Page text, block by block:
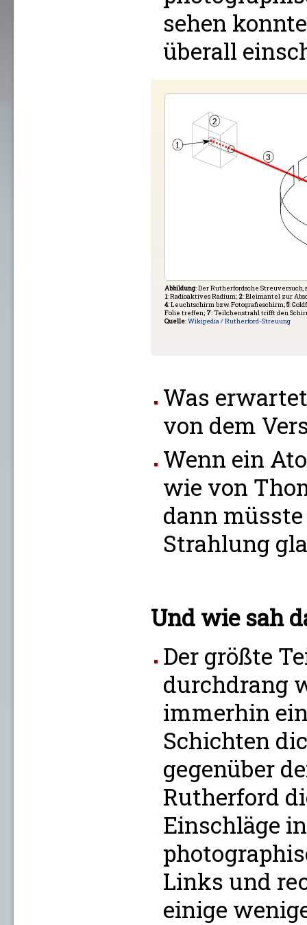
sehen
überall
Abbildung: Der Rutherfordsche
1: Radioaktives Radium; 2: Bleimantel zur
4: Leuchtschirm bzw. Fotografieschirm;5:
Folie treffen; 7: Teilchenstrahl trifft den
Quelle:Wikipedia / Rutherford-Streuung
Was
von dem
Wenn ein
wie von
dann
Strahlung
Und wie sah
Der größte
durchdrang
immerhin
Schichten
gegenüber
Rutherford
Einschläge
Links und
einige